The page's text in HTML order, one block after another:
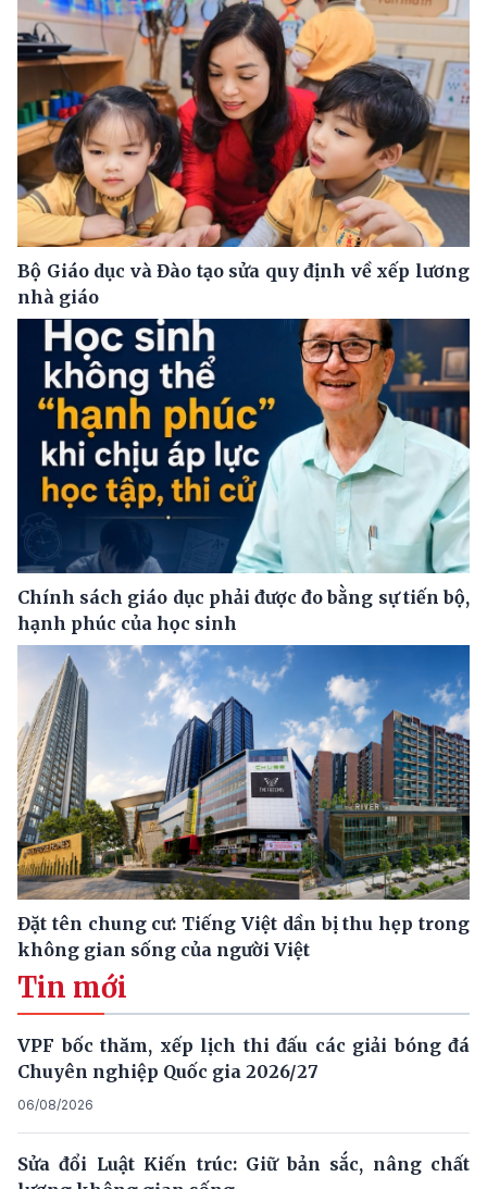
Bộ Giáo dục và Đào tạo sửa quy định về xếp lương
nhà giáo
Chính sách giáo dục phải được đo bằng sự tiến bộ,
hạnh phúc của học sinh
Đặt tên chung cư: Tiếng Việt dần bị thu hẹp trong
không gian sống của người Việt
Tin mới
VPF bốc thăm, xếp lịch thi đấu các giải bóng đá
Chuyên nghiệp Quốc gia 2026/27
06/08/2026
Sửa đổi Luật Kiến trúc: Giữ bản sắc, nâng chất